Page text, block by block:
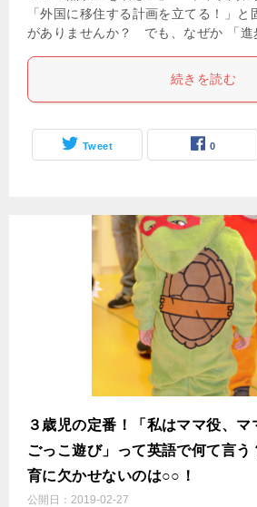
「外国に移住する計画を立てる！」と
がありませんか？ でも、なぜか 「
続きを読む
Tweet 0
３歳児の定番！「私はママ役、
ごっこ遊び」って英語で何て言う
育に欠かせないのは○○！
公開日： 2019-02-27